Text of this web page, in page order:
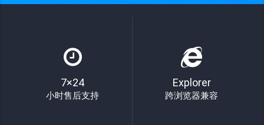
7×24
小时售后支持
Explorer
跨浏览器兼容